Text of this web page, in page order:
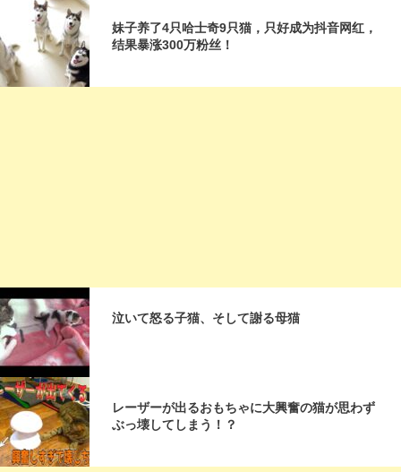
妹子养了4只哈士奇9只猫，只好成为抖音网红，
结果暴涨300万粉丝！
泣いて怒る子猫、そして謝る母猫
レーザーが出るおもちゃに大興奮の猫が思わず
ぶっ壊してしまう！？